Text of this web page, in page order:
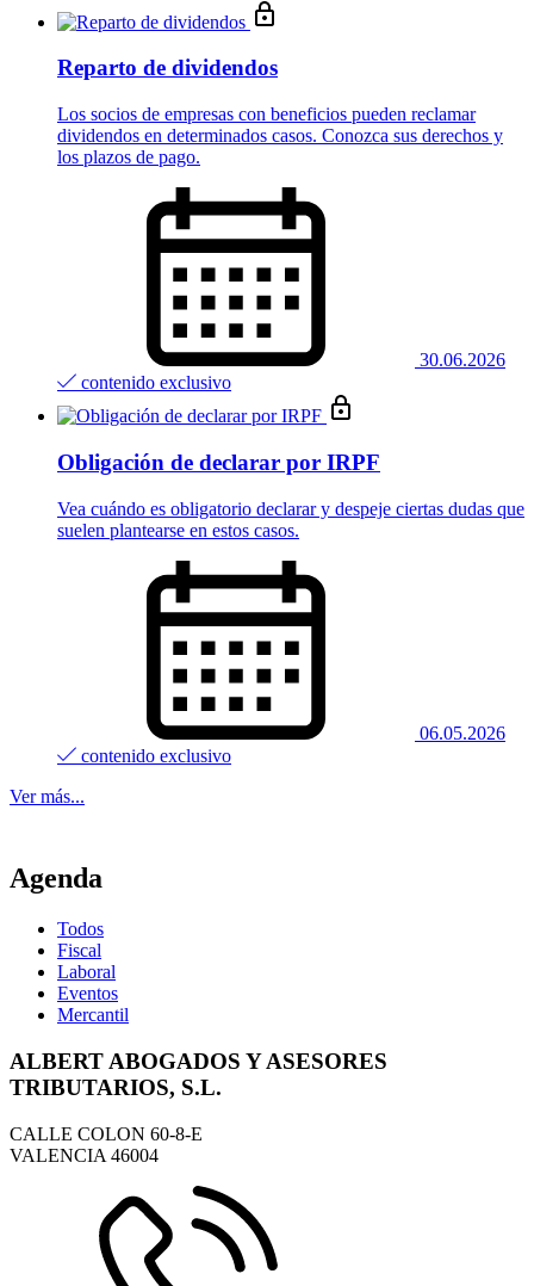
Reparto de dividendos
Los socios de empresas con beneficios pueden reclamar
dividendos en determinados casos. Conozca sus derechos y
los plazos de pago.
30.06.2026
contenido exclusivo
Obligación de declarar por IRPF
Vea cuándo es obligatorio declarar y despeje ciertas dudas que
suelen plantearse en estos casos.
06.05.2026
contenido exclusivo
Ver más...
Agenda
Todos
Fiscal
Laboral
Eventos
Mercantil
ALBERT ABOGADOS Y ASESORES
TRIBUTARIOS, S.L.
CALLE COLON 60-8-E
VALENCIA 46004